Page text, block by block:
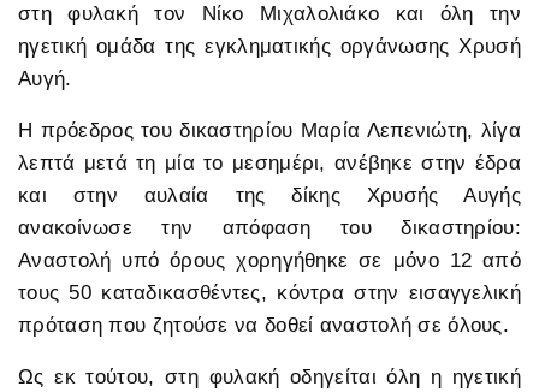
στη φυλακή τον Νίκο Μιχαλολιάκο και όλη την
ηγετική ομάδα της εγκληματικής οργάνωσης Χρυσή
Αυγή .
Η πρόεδρος του δικαστηρίου Μαρία Λεπενιώτη, λίγα
λεπτά μετά τη μία το μεσημέρι, ανέβηκε στην έδρα
και στην αυλαία της δίκης Χρυσής Αυγής
ανακοίνωσε την απόφαση του δικαστηρίου:
Αναστολή υπό όρους χορηγήθηκε σε μόνο 12 από
τους 50 καταδικασθέντες, κόντρα στην εισαγγελική
πρόταση που ζητούσε να δοθεί αναστολή σε όλους.
Ως εκ τούτου, στη φυλακή οδηγείται όλη η ηγετική